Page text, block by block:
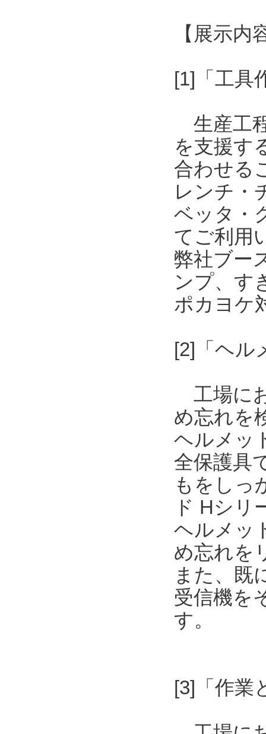
【展示内
[1]「工具
生産工
を支援す
合わせる
レンチ・
ベッタ・
てご利用
弊社ブー
ンプ、す
ポカヨケ
[2]「ヘル
工場に
め忘れを
ヘルメッ
全保護具
もをしっ
ド Hシリ
ヘルメッ
め忘れを
また、既
受信機を
す。
[3]「作業